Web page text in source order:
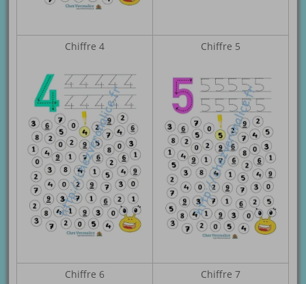
Chiffre 4 Chiffre 5
Chiffre 6 Chiffre 7